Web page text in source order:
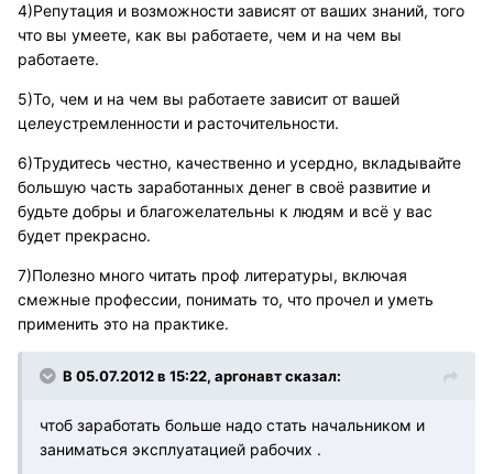
4)Репутация и возможности зависят от ваших знаний, того
что вы умеете, как вы работаете, чем и на чем вы
работаете.
5)То, чем и на чем вы работаете зависит от вашей
целеустремленности и расточительности.
6)Трудитесь честно, качественно и усердно, вкладывайте
большую часть заработанных денег в своё развитие и
будьте добры и благожелательны к людям и всё у вас
будет прекрасно.
7)Полезно много читать проф литературы, включая
смежные профессии, понимать то, что прочел и уметь
применить это на практике.
В 05.07.2012 в 15:22, аргонавт сказал:
чтоб заработать больше надо стать начальником и
заниматься эксплуатацией рабочих .